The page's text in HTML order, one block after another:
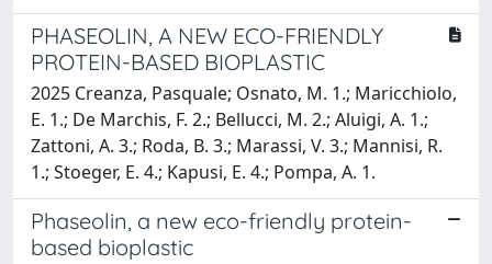
PHASEOLIN, A NEW ECO-FRIENDLY
PROTEIN-BASED BIOPLASTIC
2025 Creanza, Pasquale; Osnato, M. 1.; Maricchiolo,
E. 1.; De Marchis, F. 2.; Bellucci, M. 2.; Aluigi, A. 1.;
Zattoni, A. 3.; Roda, B. 3.; Marassi, V. 3.; Mannisi, R.
1.; Stoeger, E. 4.; Kapusi, E. 4.; Pompa, A. 1.
Phaseolin, a new eco-friendly protein-
based bioplastic